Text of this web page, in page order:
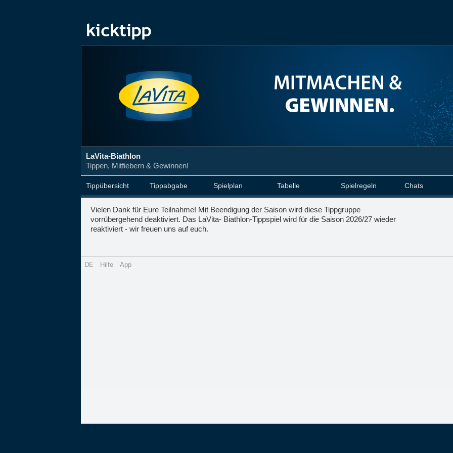
LaVita-Biathlon
Tippen, Mitfiebern & Gewinnen!
Tippübersicht Tippabgabe Spielplan Tabelle Spielregeln Chats
Vielen Dank für Eure Teilnahme! Mit Beendigung der Saison wird diese Tippgruppe
vorrübergehend deaktiviert. Das LaVita- Biathlon-Tippspiel wird für die Saison 2026/27 wieder
reaktiviert - wir freuen uns auf euch.
DE Hilfe App